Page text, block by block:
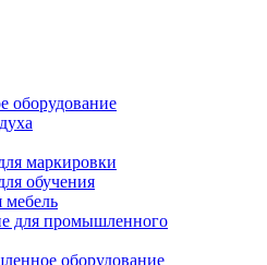
оборудование
маркировки
обучения
для промышленного
оборудование